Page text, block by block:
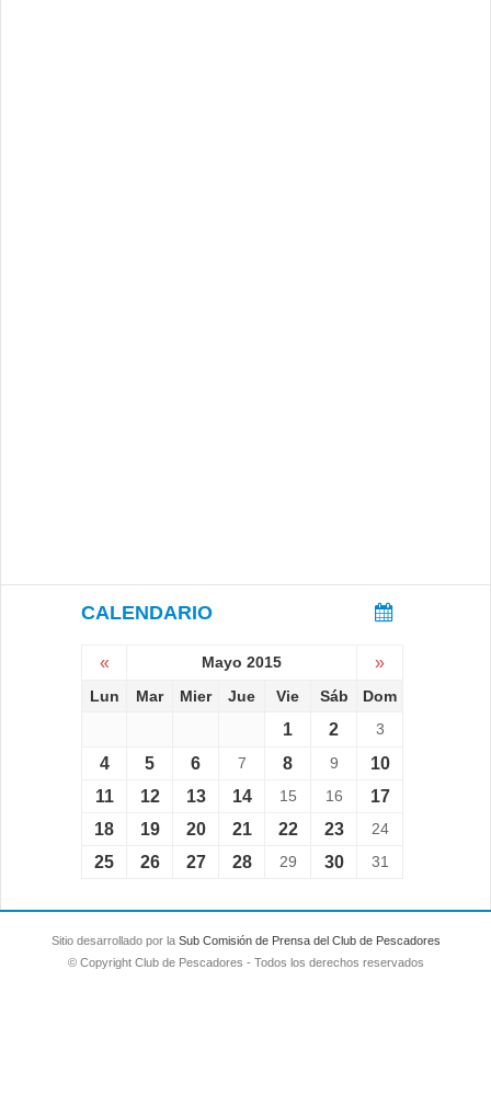
CALENDARIO
« Mayo 2015 »
Lun Mar Mier Jue Vie Sáb Dom
1 2 3
4 5 6 7 8 9
10
11
12 13 14 15 16
17
18
19 20 21 22 23 24
25 26 27 28 29 30 31
Sitio desarrollado por la Sub Comisión de Prensa del Club de Pescadores
© Copyright Club de Pescadores - Todos los derechos reservados